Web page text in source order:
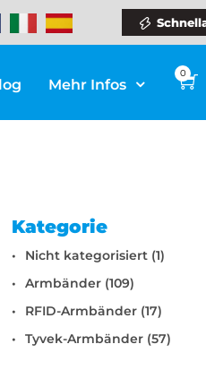
Mehr Infos
0
Kategorie
Nicht kategorisiert (1)
Armbänder (109)
RFID-Armbänder (17)
Tyvek-Armbänder (57)